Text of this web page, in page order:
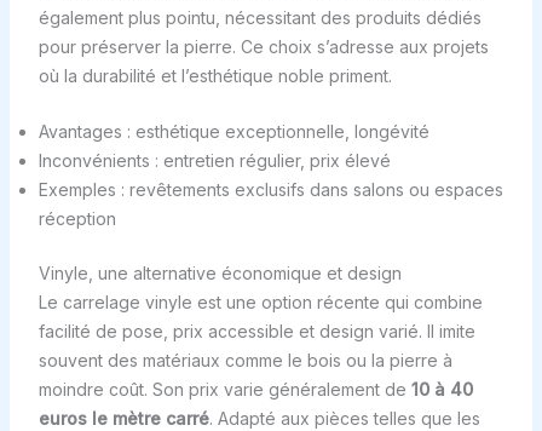
également plus pointu, nécessitant des produits dédiés
pour préserver la pierre. Ce choix s’adresse aux projets
où la durabilité et l’esthétique noble priment.
Avantages : esthétique exceptionnelle, longévité
Inconvénients : entretien régulier, prix élevé
Exemples : revêtements exclusifs dans salons ou espaces
réception
Vinyle, une alternative économique et design
Le carrelage vinyle est une option récente qui combine
facilité de pose, prix accessible et design varié. Il imite
souvent des matériaux comme le bois ou la pierre à
moindre coût. Son prix varie généralement de 10 à 40
euros le mètre carré. Adapté aux pièces telles que les